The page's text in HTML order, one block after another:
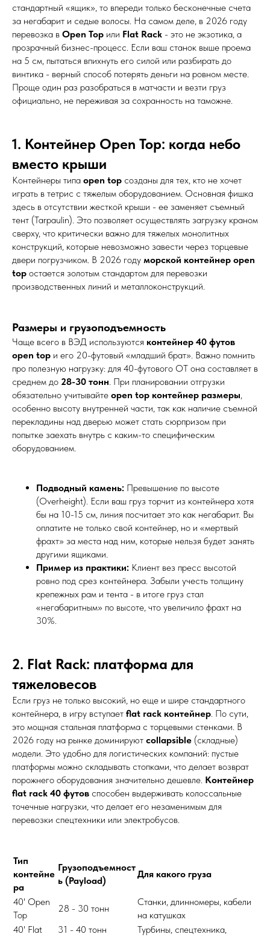
стандартный «ящик», то впереди только бесконечные счета
за негабарит и седые волосы. На самом деле, в 2026 году
перевозка в Open Top или Flat Rack - это не экзотика, а
прозрачный бизнес-процесс. Если ваш станок выше проема
на 5 см, пытаться впихнуть его силой или разбирать до
винтика - верный способ потерять деньги на ровном месте.
Проще один раз разобраться в матчасти и везти груз
официально, не переживая за сохранность на таможне.
1. Контейнер Open Top: когда небо
вместо крыши
Контейнеры типа open top созданы для тех, кто не хочет
играть в тетрис с тяжелым оборудованием. Основная фишка
здесь в отсутствии жесткой крыши - ее заменяет съемный
тент (Tarpaulin). Это позволяет осуществлять загрузку краном
сверху, что критически важно для тяжелых монолитных
конструкций, которые невозможно завести через торцевые
двери погрузчиком. В 2026 году морской контейнер open
top остается золотым стандартом для перевозки
производственных линий и металлоконструкций.
Размеры и грузоподъемность
Чаще всего в ВЭД используются контейнер 40 футов
open top и его 20-футовый «младший брат». Важно помнить
про полезную нагрузку: для 40-футового OT она составляет в
среднем до 28-30 тонн. При планировании отгрузки
обязательно учитывайте open top контейнер размеры,
особенно высоту внутренней части, так как наличие съемной
перекладины над дверью может стать сюрпризом при
попытке заехать внутрь с каким-то специфическим
оборудованием.
Подводный камень: Превышение по высоте
(Overheight). Если ваш груз торчит из контейнера хотя
бы на 10-15 см, линия посчитает это как негабарит. Вы
оплатите не только свой контейнер, но и «мертвый
фрахт» за места над ним, которые нельзя будет занять
другими ящиками.
Пример из практики: Клиент вез пресс высотой
ровно под срез контейнера. Забыли учесть толщину
крепежных рам и тента - в итоге груз стал
«негабаритным» по высоте, что увеличило фрахт на
30%.
2. Flat Rack: платформа для
тяжеловесов
Если груз не только высокий, но еще и шире стандартного
контейнера, в игру вступает flat rack контейнер. По сути,
это мощная стальная платформа с торцевыми стенками. В
2026 году на рынке доминируют collapsible (складные)
модели. Это удобно для логистических компаний: пустые
платформы можно складывать стопками, что делает возврат
порожнего оборудования значительно дешевле. Контейнер
flat rack 40 футов способен выдерживать колоссальные
точечные нагрузки, что делает его незаменимым для
перевозки спецтехники или электробусов.
Тип
контейне
ра
Грузоподъемност
ь (Payload)
Для какого груза
40' Open
Top
28 - 30 тонн
Станки, длинномеры, кабели
на катушках
40' Flat
31 - 40 тонн
Турбины, спецтехника,